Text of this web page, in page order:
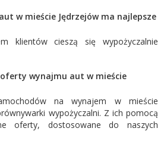
w mieście Jędrzejów ma najlepsze
klientów cieszą się wypożyczalnie
oferty wynajmu aut w mieście
na wynajem w mieście
wypożyczalni. Z ich pomocą
oferty, dostosowane do naszych